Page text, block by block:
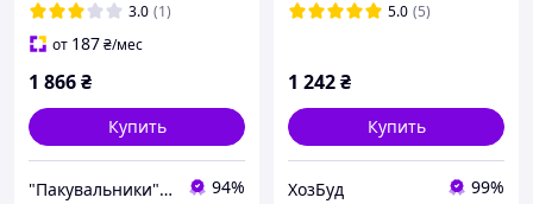
3.0 (1)
от 187₴/мес
1 866₴
Купить
"Пакувальники" - упаковочные материалы оптом и в розницу 94%
5.0 (5)
1 242₴
Купить
ХозБуд 99%